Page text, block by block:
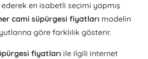
ederek en isabetli seçimi yapmış
cami süpürgesi fiyatları modelin
göre farklılık gösterir.
fiyatları ile ilgili internet